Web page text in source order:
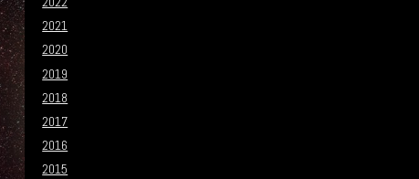
2021
2020
2019
2018
2017
2016
2015